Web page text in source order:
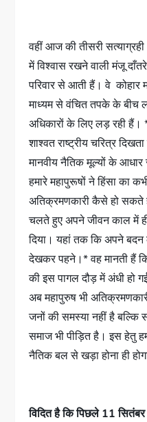
वहीं आज की तीसरी
में विश्वास रखने वाली मंजू
परिवार से आती हैं। वे
माध्यम से वंचित तपके के बीच
अधिकारों के लिए लड़ रही हैं।
शाश्वत राष्ट्रीय चरित्र
मानवीय नैतिक मूल्यों के
हमारे महापुरूषों ने हिंसा का
अतिक्रमणकारी कैसे हो सकते
चलते हुए अपने जीवन काल में
दिया। यहां तक कि अपने
देखकर पहने।* वह मानती हैं
की इस पागल दौड़ में अंधी हो
अब महापुरुष भी
जनों की समस्या नहीं है बल्कि
समाज भी पीड़ित है। इस हेतु
नैतिक बल से खड़ा होना ही
विदित है कि पिछले 11